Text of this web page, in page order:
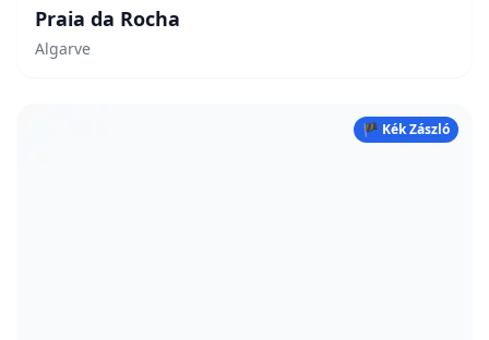
Praia da Rocha
Algarve
🏴 Kék Zászló